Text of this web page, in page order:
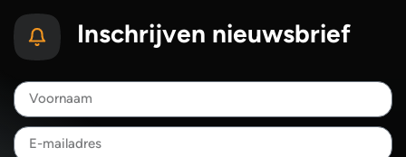
Inschrijven nieuwsbrief